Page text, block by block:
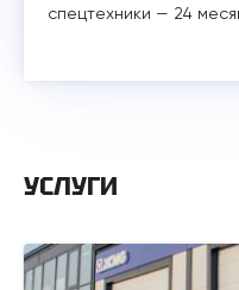
спецтехники — 24
УСЛУГИ